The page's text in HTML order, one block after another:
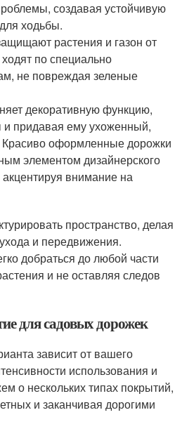
создавая устойчивую
ходьбы.
растения и газон от
по специально
не повреждая зеленые
декоративную функцию,
и придавая ему ухоженный,
оформленные дорожки
элементом дизайнерского
внимание на
пространство, делая
и передвижения.
добраться до любой части
и не оставляя следов
для садовых дорожек
зависит от вашего
использования и
о нескольких типах покрытий,
и заканчивая дорогими